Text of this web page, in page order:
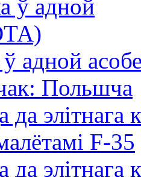
ў адной
элітнага